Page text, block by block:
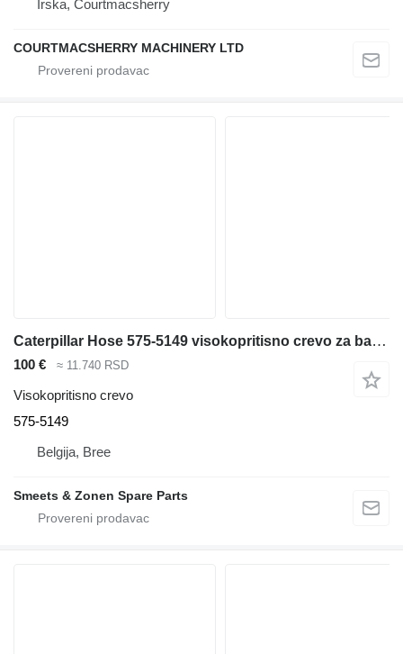
Irska, Courtmacsherry
COURTMACSHERRY MACHINERY LTD
Caterpillar Hose 575-5149 visokopritisno crevo za bagera
100 € ≈ 11.740 RSD
Visokopritisno crevo
575-5149
Belgija, Bree
Smeets & Zonen Spare Parts